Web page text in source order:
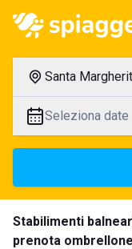
Santa
Seleziona date
Stabilimenti
prenota